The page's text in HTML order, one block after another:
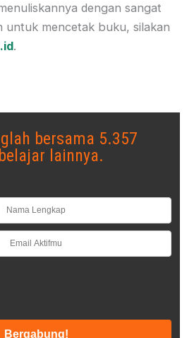
dengan sangat
untuk mencetak buku, silakan
.
bersama 5.357
lainnya.